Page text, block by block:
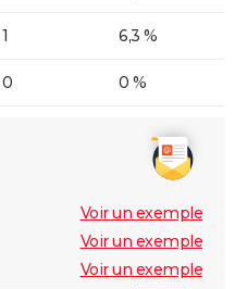
1 6,3 %
0 0 %
Voir un exemple
Voir un exemple
Voir un exemple